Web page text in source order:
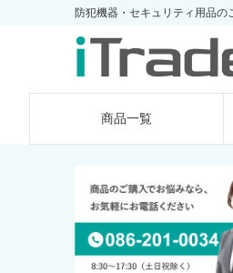
防犯機器・セキュリティ用品の
商品一覧